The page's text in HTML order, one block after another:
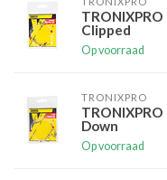
Clipped
Op voorraad
TRONIXPRO
TRONIXPRO
Down
Op voorraad